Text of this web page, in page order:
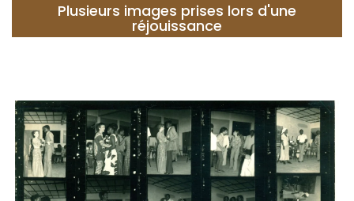
Plusieurs images prises lors d'une
réjouissance